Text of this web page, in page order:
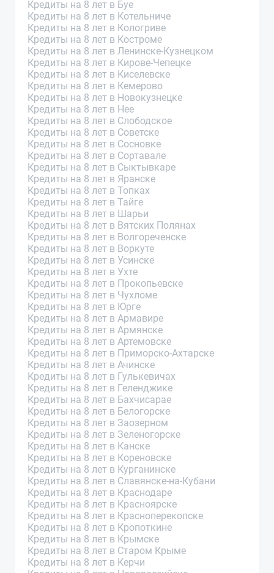
Кредиты на 8 лет в Буе
Кредиты на 8 лет в Котельниче
Кредиты на 8 лет в Кологриве
Кредиты на 8 лет в Костроме
Кредиты на 8 лет в Ленинске-Кузнецком
Кредиты на 8 лет в Кирове-Чепецке
Кредиты на 8 лет в Киселевске
Кредиты на 8 лет в Кемерово
Кредиты на 8 лет в Новокузнецке
Кредиты на 8 лет в Нее
Кредиты на 8 лет в Слободское
Кредиты на 8 лет в Советске
Кредиты на 8 лет в Сосновке
Кредиты на 8 лет в Сортавале
Кредиты на 8 лет в Сыктывкаре
Кредиты на 8 лет в Яранске
Кредиты на 8 лет в Топках
Кредиты на 8 лет в Тайге
Кредиты на 8 лет в Шарьи
Кредиты на 8 лет в Вятских Полянах
Кредиты на 8 лет в Волгореченске
Кредиты на 8 лет в Воркуте
Кредиты на 8 лет в Усинске
Кредиты на 8 лет в Ухте
Кредиты на 8 лет в Прокопьевске
Кредиты на 8 лет в Чухломе
Кредиты на 8 лет в Юрге
Кредиты на 8 лет в Армавире
Кредиты на 8 лет в Армянске
Кредиты на 8 лет в Артемовске
Кредиты на 8 лет в Приморско-Ахтарске
Кредиты на 8 лет в Ачинске
Кредиты на 8 лет в Гулькевичах
Кредиты на 8 лет в Геленджике
Кредиты на 8 лет в Бахчисарае
Кредиты на 8 лет в Белогорске
Кредиты на 8 лет в Заозерном
Кредиты на 8 лет в Зеленогорске
Кредиты на 8 лет в Канске
Кредиты на 8 лет в Кореновске
Кредиты на 8 лет в Курганинске
Кредиты на 8 лет в Славянске-на-Кубани
Кредиты на 8 лет в Краснодаре
Кредиты на 8 лет в Красноярске
Кредиты на 8 лет в Красноперекопске
Кредиты на 8 лет в Кропоткине
Кредиты на 8 лет в Крымске
Кредиты на 8 лет в Старом Крыме
Кредиты на 8 лет в Керчи